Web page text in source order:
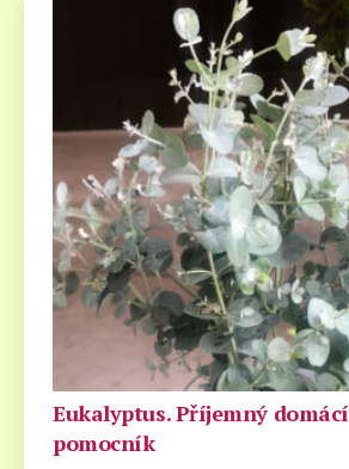
Eukalyptus. Příjemný domácí
pomocník